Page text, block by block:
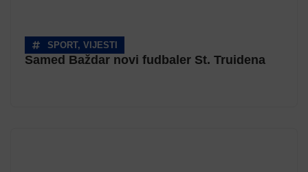
SPORT, VIJESTI
Samed Baždar novi fudbaler St. Truidena